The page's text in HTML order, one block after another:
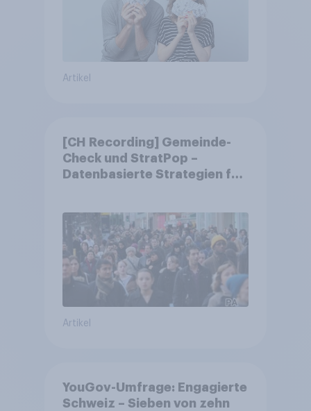
Artikel
[CH Recording] Gemeinde-
Check und StratPop –
Datenbasierte Strategien für
Artikel
YouGov-Umfrage: Engagierte
Schweiz – Sieben von zehn